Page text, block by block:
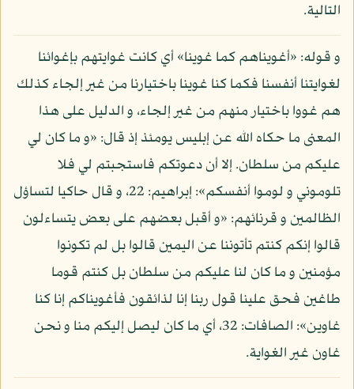
التالية.
و قوله: «أغويناهم كما غوينا» أي كانت غوايتهم بإغوائنا
لغوايتنا أنفسنا فكما كنا غوينا باختيارنا من غير إلجاء كذلك
هم غووا باختيار منهم من غير إلجاء، و الدليل على هذا
المعنى ما حكاه الله عن إبليس يومئذ إذ قال: «و ما كان لي
عليكم من سلطان. إلا أن دعوتكم فاستجبتم لي فلا
تلوموني و لوموا أنفسكم»: إبراهيم: 22، و قال حاكيا لتساؤل
الظالمين و قرنائهم: «و أقبل بعضهم على بعض يتساءلون
قالوا إنكم كنتم تأتوننا عن اليمين قالوا بل لم تكونوا
مؤمنين و ما كان لنا عليكم من سلطان بل كنتم قوما
طاغين فحق علينا قول ربنا إنا لذائقون فأغويناكم إنا كنا
غاوين»: الصافات: 32، أي ما كان ليصل إليكم منا و نحن
غاون غير الغواية.